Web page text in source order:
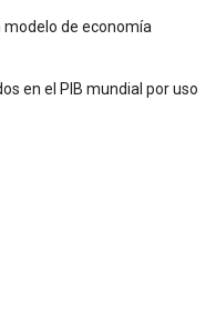
modelo de economía
en el PIB mundial por uso